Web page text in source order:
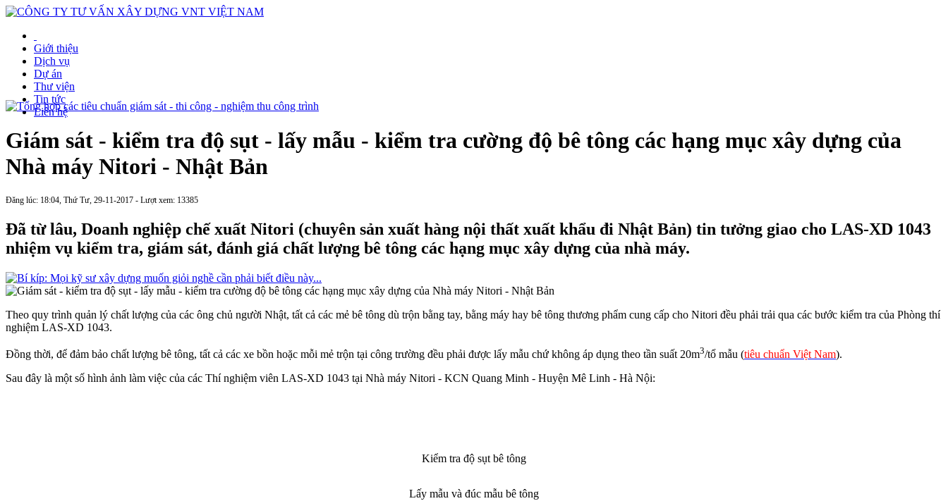
Giới thiệu
Dịch vụ
Dự án
Thư viện
Tin tức
Liên hệ
Giám sát - kiểm tra độ sụt - lấy mẫu - kiểm tra cường độ bê tông các hạng mục xây dựng của
Nhà máy Nitori - Nhật Bản
Đăng lúc: 18:04, Thứ Tư, 29-11-2017 - Lượt xem: 13385
Đã từ lâu, Doanh nghiệp chế xuất Nitori (chuyên sản xuất hàng nội thất xuất khẩu đi Nhật Bản) tin tưởng giao cho LAS-XD 1043
nhiệm vụ kiểm tra, giám sát, đánh giá chất lượng bê tông các hạng mục xây dựng của nhà máy.
Theo quy trình quản lý chất lượng của các ông chủ người Nhật, tất cả các mẻ bê tông dù trộn bằng tay, bằng máy hay bê tông thương phẩm cung cấp cho Nitori đều phải trải qua các bước kiểm tra của Phòng thí
nghiệm LAS-XD 1043.
Đồng thời, để đảm bảo chất lượng bê tông, tất cả các xe bồn hoặc mỗi mẻ trộn tại công trường đều phải được lấy mẫu chứ không áp dụng theo tần suất 20m3/tổ mẫu (tiêu chuẩn Việt Nam).
Sau đây là một số hình ảnh làm việc của các Thí nghiệm viên LAS-XD 1043 tại Nhà máy Nitori - KCN Quang Minh - Huyện Mê Linh - Hà Nội:
Kiểm tra độ sụt bê tông
Lấy mẫu và đúc mẫu bê tông